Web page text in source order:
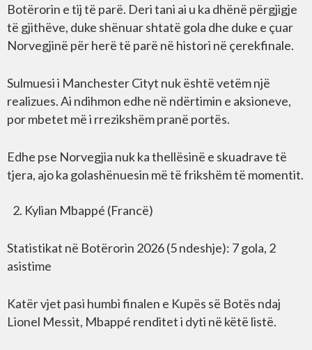
Botërorin e tij të parë. Deri tani ai u ka dhënë përgjigje
të gjithëve, duke shënuar shtatë gola dhe duke e çuar
Norvegjinë për herë të parë në histori në çerekfinale.
Sulmuesi i Manchester Cityt nuk është vetëm një
realizues. Ai ndihmon edhe në ndërtimin e aksioneve,
por mbetet më i rrezikshëm pranë portës.
Edhe pse Norvegjia nuk ka thellësinë e skuadrave të
tjera, ajo ka golashënuesin më të frikshëm të momentit.
Kylian Mbappé (Francë)
Statistikat në Botërorin 2026 (5 ndeshje): 7 gola, 2
asistime
Katër vjet pasi humbi finalen e Kupës së Botës ndaj
Lionel Messit, Mbappé renditet i dyti në këtë listë.